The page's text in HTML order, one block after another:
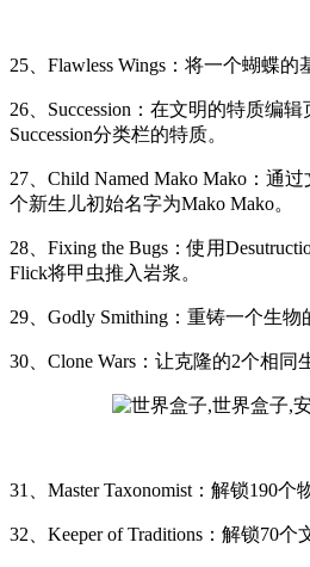
25、Flawless Wings：将一个蝴蝶的
26、Succession：在文明的特质编
Succession分类栏的特质。
27、Child Named Mako Mako：通
个新生儿初始名字为Mako Mako。
28、Fixing the Bugs：使用
Flick将甲虫推入岩浆。
29、Godly Smithing：重铸一个生物
30、Clone Wars：让克隆的2个相同
31、Master Taxonomist：解锁190个
32、Keeper of Traditions：解锁70个